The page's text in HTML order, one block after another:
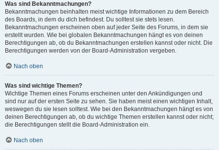
Was sind Bekanntmachungen?
Bekanntmachungen beinhalten meist wichtige Informationen zu dem Bereich
des Boards, in dem du dich befindest. Du solltest sie stets lesen.
Bekanntmachungen erscheinen oben auf jeder Seite des Forums, in dem sie
erstellt wurden. Wie bei globalen Bekanntmachungen hängt es von deinen
Berechtigungen ab, ob du Bekanntmachungen erstellen kannst oder nicht. Die
Berechtigungen werden von der Board-Administration vergeben.
Nach oben
Was sind wichtige Themen?
Wichtige Themen eines Forums erscheinen unter den Ankündigungen und
sind nur auf der ersten Seite zu sehen. Sie haben meist einen wichtigen Inhalt,
weswegen du sie lesen solltest. Wie bei den Bekanntmachungen hängt es von
deinen Berechtigungen ab, ob du wichtige Themen erstellen kannst oder nicht;
die Berechtigungen stellt die Board-Administration ein.
Nach oben